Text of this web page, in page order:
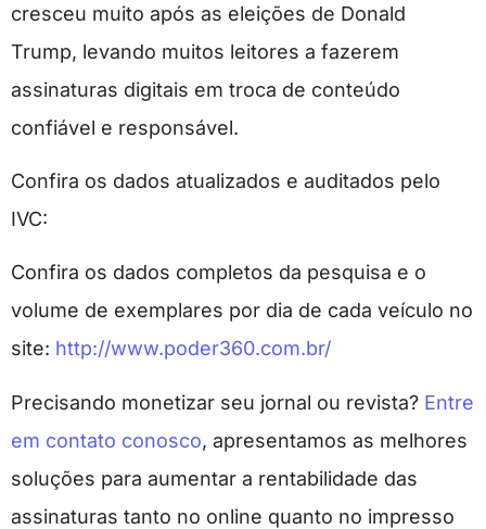
cresceu muito após as eleições de Donald
Trump, levando muitos leitores a fazerem
assinaturas digitais em troca de conteúdo
confiável e responsável.
Confira os dados atualizados e auditados pelo
IVC:
Confira os dados completos da pesquisa e o
volume de exemplares por dia de cada veículo no
site: http://www.poder360.com.br/
Precisando monetizar seu jornal ou revista? Entre
em contato conosco, apresentamos as melhores
soluções para aumentar a rentabilidade das
assinaturas tanto no online quanto no impresso